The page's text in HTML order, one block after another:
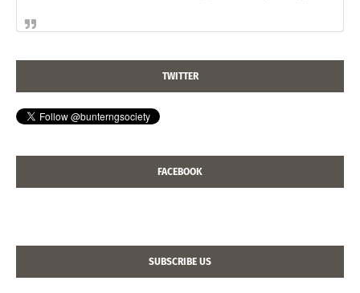
TWITTER
FACEBOOK
SUBSCRIBE US